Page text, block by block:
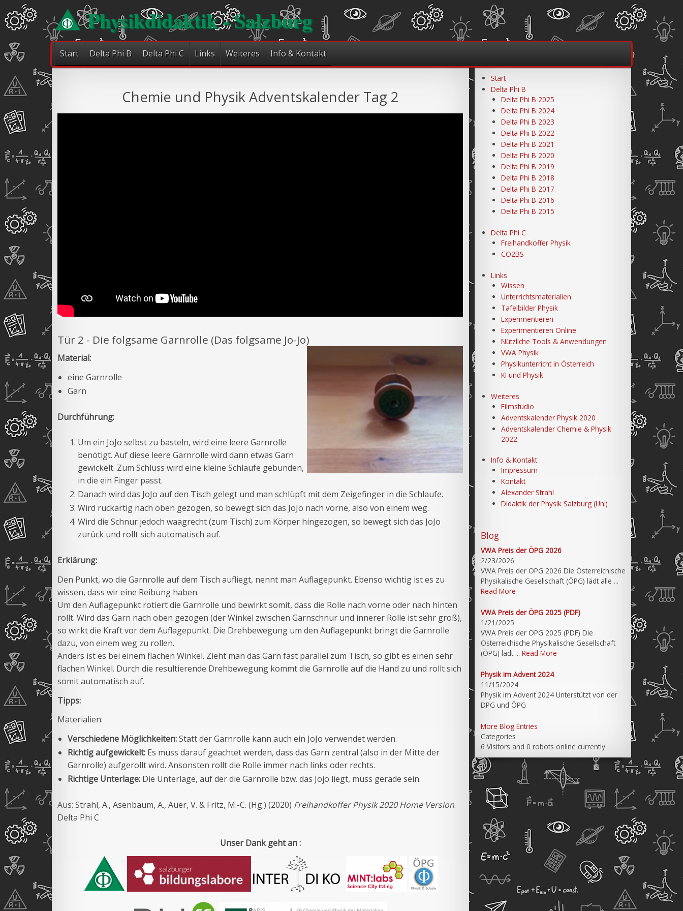
Physikdidaktik - Salzburg
Start Delta Phi B Delta Phi C Links Weiteres Info & Kontakt
Chemie und Physik Adventskalender Tag 2
Tür 2 - Die folgsame Garnrolle (Das folgsame Jo-Jo)
Material:
eine Garnrolle
Garn
Durchführung:
Um ein JoJo selbst zu basteln, wird eine leere Garnrolle
benötigt. Auf diese leere Garnrolle wird dann etwas Garn
gewickelt. Zum Schluss wird eine kleine Schlaufe gebunden,
in die ein Finger passt.
Danach wird das JoJo auf den Tisch gelegt und man schlüpft mit dem Zeigefinger in die Schlaufe.
Wird ruckartig nach oben gezogen, so bewegt sich das JoJo nach vorne, also von einem weg.
Wird die Schnur jedoch waagrecht (zum Tisch) zum Körper hingezogen, so bewegt sich das JoJo
zurück und rollt sich automatisch auf.
Erklärung:
Den Punkt, wo die Garnrolle auf dem Tisch aufliegt, nennt man Auflagepunkt. Ebenso wichtig ist es zu
wissen, dass wir eine Reibung haben.
Um den Auflagepunkt rotiert die Garnrolle und bewirkt somit, dass die Rolle nach vorne oder nach hinten
rollt. Wird das Garn nach oben gezogen (der Winkel zwischen Garnschnur und innerer Rolle ist sehr groß),
so wirkt die Kraft vor dem Auflagepunkt. Die Drehbewegung um den Auflagepunkt bringt die Garnrolle
dazu, von einem weg zu rollen.
Anders ist es bei einem flachen Winkel. Zieht man das Garn fast parallel zum Tisch, so gibt es einen sehr
flachen Winkel. Durch die resultierende Drehbewegung kommt die Garnrolle auf die Hand zu und rollt sich
somit automatisch auf.
Tipps:
Materialien:
Verschiedene Möglichkeiten:Statt der Garnrolle kann auch ein JoJo verwendet werden.
Richtig aufgewickelt: Es muss darauf geachtet werden, dass das Garn zentral (also in der Mitte der
Garnrolle) aufgerollt wird. Ansonsten rollt die Rolle immer nach links oder rechts.
Richtige Unterlage: Die Unterlage, auf der die Garnrolle bzw. das Jojo liegt, muss gerade sein.
Aus: Strahl, A., Asenbaum, A., Auer, V. & Fritz, M.-C. (Hg.) (2020) Freihandkoffer Physik 2020 Home Version.
Delta Phi C
Unser Dank geht an :
Start
Delta Phi B
Delta Phi B 2025
Delta Phi B 2024
Delta Phi B 2023
Delta Phi B 2022
Delta Phi B 2021
Delta Phi B 2020
Delta Phi B 2019
Delta Phi B 2018
Delta Phi B 2017
Delta Phi B 2016
Delta Phi B 2015
Delta Phi C
Freihandkoffer Physik
CO2BS
Links
Wissen
Unterrichtsmaterialien
Tafelbilder Physik
Experimentieren
Experimentieren Online
Nützliche Tools & Anwendungen
VWA Physik
Physikunterricht in Österreich
KI und Physik
Weiteres
Filmstudio
Adventskalender Physik 2020
Adventskalender Chemie & Physik
2022
Info & Kontakt
Impressum
Kontakt
Alexander Strahl
Didaktik der Physik Salzburg (Uni)
Blog
VWA Preis der ÖPG 2026
2/23/2026
VWA Preis der ÖPG 2026 Die Österreichische
Physikalische Gesellschaft (ÖPG) lädt alle ...
Read More
VWA Preis der ÖPG 2025 (PDF)
1/21/2025
VWA Preis der ÖPG 2025 (PDF) Die
Österreichische Physikalische Gesellschaft
(ÖPG) lädt ... Read More
Physik im Advent 2024
11/15/2024
Physik im Advent 2024 Unterstützt von der
DPG und ÖPG
More Blog Entries
Categories
6 Visitors and 0 robots online currently